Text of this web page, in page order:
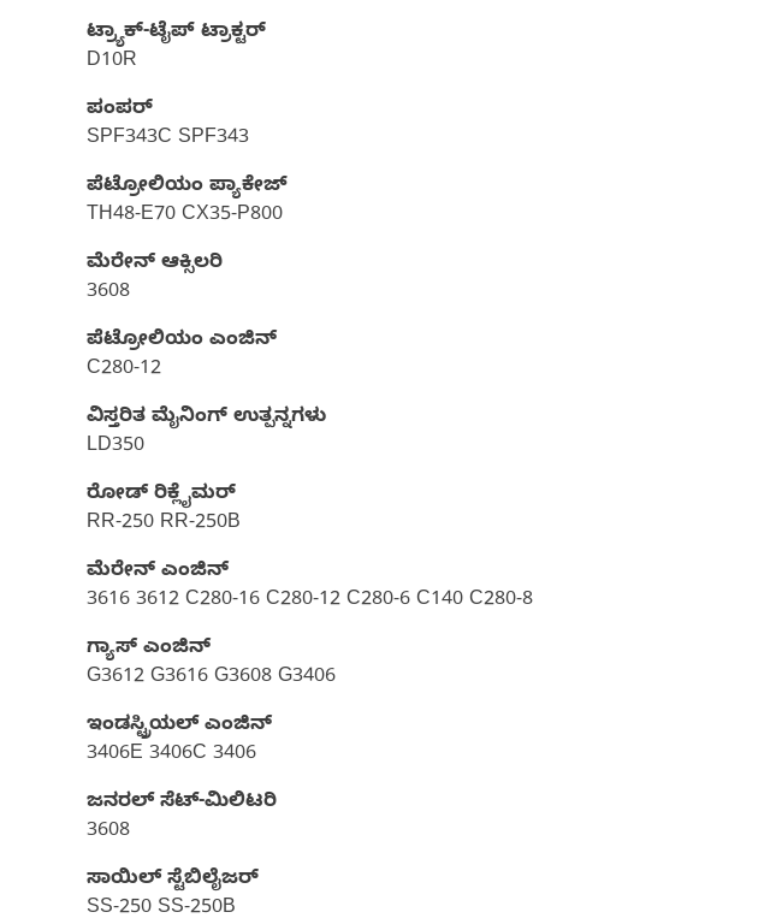
ಟ್ರ್ಯಾಕ್-ಟೈಪ್ ಟ್ರಾಕ್ಟರ್
D10R
ಪಂಪರ್‌
SPF343C SPF343
ಪೆಟ್ರೋಲಿಯಂ ಪ್ಯಾಕೇಜ್‌
TH48-E70 CX35-P800
ಮೆರೇನ್ ಆಕ್ಸಿಲರಿ
3608
ಪೆಟ್ರೋಲಿಯಂ ಎಂಜಿನ್
C280-12
ವಿಸ್ತರಿತ ಮೈನಿಂಗ್ ಉತ್ಪನ್ನಗಳು
LD350
ರೋಡ್ ರಿಕ್ಲೈಮರ್‌
RR-250 RR-250B
ಮೆರೇನ್ ಎಂಜಿನ್
3616 3612 C280-16 C280-12 C280-6 C140 C280-8
ಗ್ಯಾಸ್‌ ಎಂಜಿನ್
G3612 G3616 G3608 G3406
ಇಂಡಸ್ಟ್ರಿಯಲ್ ಎಂಜಿನ್
3406E 3406C 3406
ಜನರಲ್ ಸೆಟ್-ಮಿಲಿಟರಿ
3608
ಸಾಯಿಲ್ ಸ್ಟೆಬಿಲೈಜರ್
SS-250 SS-250B